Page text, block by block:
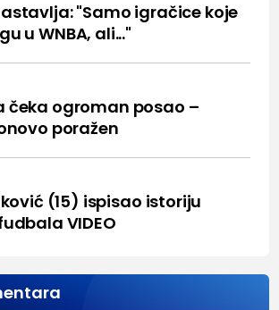
"Samo igračice koje
u WNBA, ali..."
čeka ogroman posao –
poražen
(15) ispisao istoriju
VIDEO